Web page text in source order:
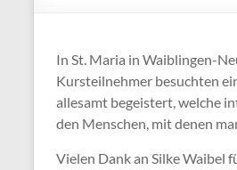
In St. Maria in Waiblingen-
Kursteilnehmer besuchten
allesamt begeistert, welche
den Menschen, mit denen
Vielen Dank an Silke Waibel